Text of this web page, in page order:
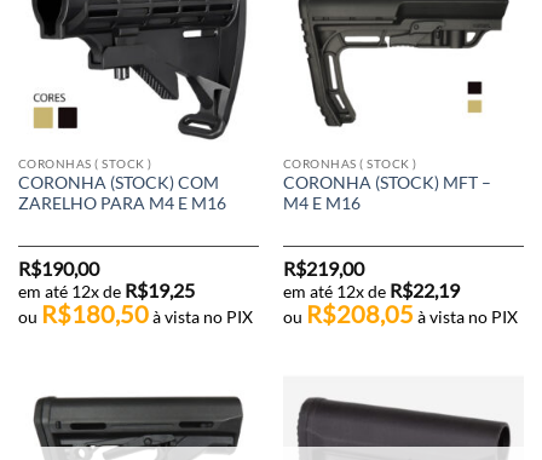
CORONHAS ( STOCK )
CORONHA (STOCK) COM
ZARELHO PARA M4 E M16
R$190,00
em até 12x de R$19,25
ou R$180,50 à vista no PIX
CORONHAS ( STOCK )
CORONHA (STOCK) MFT –
M4 E M16
R$219,00
em até 12x de R$22,19
ou R$208,05 à vista no PIX